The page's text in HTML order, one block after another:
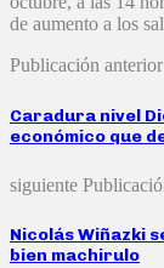
de aumento a los
Publicación anterior
Caradura nivel
económico que
siguiente
Nicolás Wiñazki
bien machirulo